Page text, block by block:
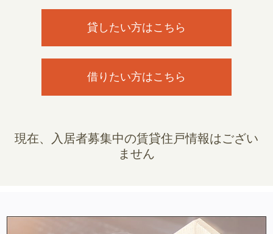
貸したい方はこちら
借りたい方はこちら
現在、入居者募集中の賃貸住戸情報はござい
ません